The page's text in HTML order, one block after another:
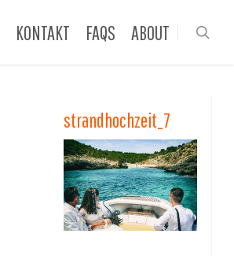
KONTAKT FAQS ABOUT
strandhochzeit_7